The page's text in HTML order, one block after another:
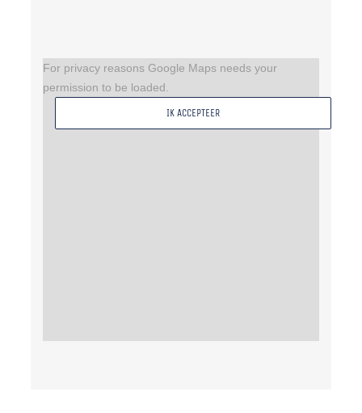
For privacy reasons Google Maps needs your
permission to be loaded.
IK ACCEPTEER